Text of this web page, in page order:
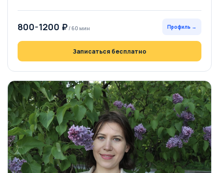
800-1200 ₽/ 60 мин Профиль →
Записаться бесплатно